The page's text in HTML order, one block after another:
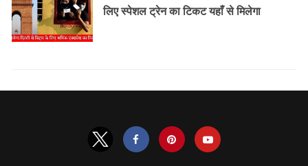
लिए स्पेशल ट्रेन का टिकट यहाँ से मिलेगा